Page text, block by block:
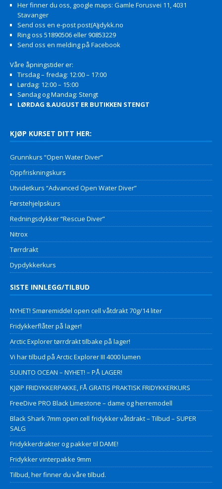
Her finner du oss, google maps: Gamle Forusvei 11, 4031
Stavanger
Send oss en e-post post(A)jdykk.no
Ring oss 51890506 eller 90853229
Send oss en melding på Facebook
Våre åpningstider er:
Tirsdag – fredag: 12:00 – 17:00
Lørdag: 12:00 – 15:00
Søndag og Mandag: Stengt
LØRDAG 8.AUGUST ER BUTIKKEN STENGT
KJØP KURSET DITT HER:
Grunnkurs “Open Water Diver”
Oppfriskningskurs
Utvidetkurs “Advanced Open Water Diver”
Førstehjelpskurs
Redningsdykker “Rescue Diver”
Nitrox
Tørrdrakt
Dypdykkerkurs
SISTE INNLEGG/TILBUD
NYHET! Smøremiddel open cell våtdrakt 70g/14 liter
Fridykkerflåter på lager!
Arctic Explorer tørrdrakt tilbake på lager!
Vi har tilbud på Arctic Explorer III 4000 lumen
SUUNTO OCEAN – NYHET! – PÅ LAGER!
KJØP FRIDYKKERPAKKE, FÅ GRATIS PRAKTISK FRIDYKKERKURS
FreeDive PRO Black Limestone – dame og herremodell
Black Shark 7mm open cell fridykker våtdrakt – Tilbud – SUPER
SALG
Fridykkerdrakter og pakker til DAME!
Fridykker vinterpakke 9mm
Tilbud, her finner du våre tilbud.